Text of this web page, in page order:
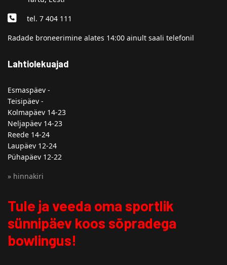
tel. 7 404 111
Radade broneerimine alates 14:00 ainult saali telefonil
Lahtiolekuajad
Esmaspäev -
Teisipäev -
Kolmapäev 14-23
Neljapäev 14-23
Reede 14-24
Laupäev 12-24
Pühapäev 12-22
» hinnakiri
Tule ja veeda oma sportlik
sünnipäev koos sõpradega
bowlingus!